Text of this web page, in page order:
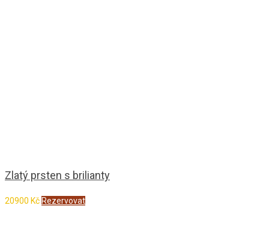
Zlatý prsten s brilianty
20900 Kč Rezervovat